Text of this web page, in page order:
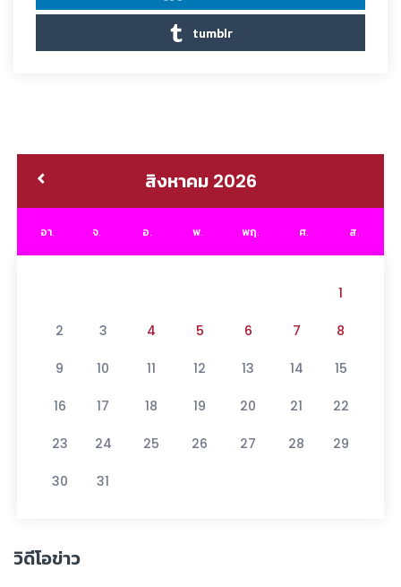
tumblr
สิงหาคม 2026
อา. จ. อ. พ. พฤ. ศ. ส.
1
2 3 4 5 6 7 8
9 10 11 12 13 14 15
16 17 18 19 20 21 22
23 24 25 26 27 28 29
30 31
วิดีโอข่าว